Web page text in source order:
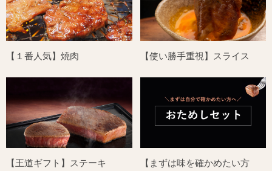
【１番人気】焼肉 【使い勝手重視】スライス
【王道ギフト】ステーキ
【まずは味を確かめたい方